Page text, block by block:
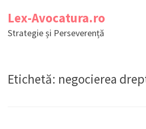
conținut
Lex-Avocatura.ro
Strategie și Perseverență
Etichetă: negocierea